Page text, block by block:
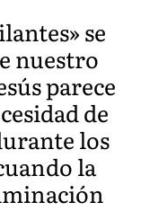
se
nuestro
parece
de
los
la